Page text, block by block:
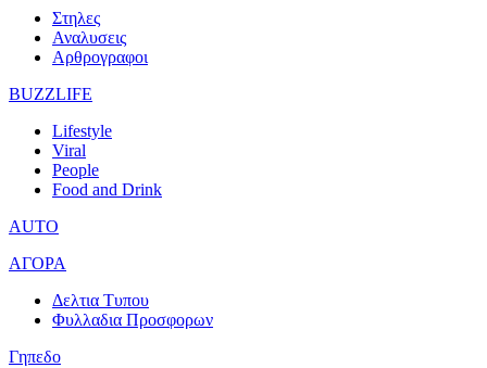
Στηλες
Αναλυσεις
Αρθρογραφοι
BUZZLIFE
Lifestyle
Viral
People
Food and Drink
AUTO
ΑΓΟΡΑ
Δελτια Τυπου
Φυλλαδια Προσφορων
Γηπεδο